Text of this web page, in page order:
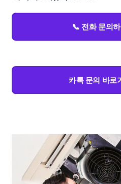
📞 전화 문의
카톡 문의 바로